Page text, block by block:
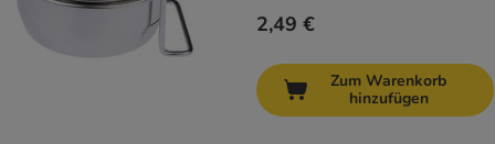
2,49 €
Zum Warenkorb
hinzufügen